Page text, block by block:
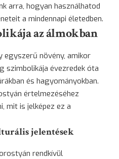
arra, hogyan használhatod
a mindennapi életedben.
az álmokban
egyszerű növény, amikor
szimbolikája évezredek óta
és hagyományokban.
értelmezéséhez
mit is jelképez ez a
jelentések
rendkívül